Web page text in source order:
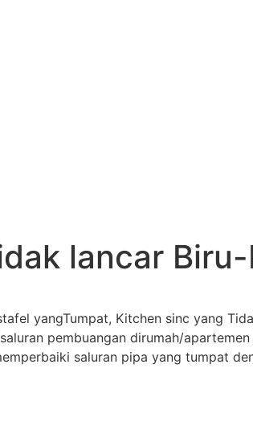
lancar
yangTumpat, Kitchen sinc yang
pembuangan dirumah/
saluran pipa yang tumpat